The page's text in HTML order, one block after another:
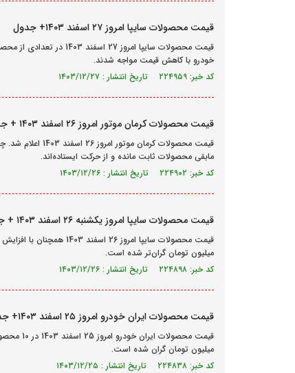
قیمت محصولات سایپا امروز ۲۷ اسفند ۱۴۰۳+ جدول
قیمت محصولات سایپا
خودرو با کاهش قیمت مواجه شدند.
کد خبر: ۲۲۴۹۵۹ تاریخ انتشار : ۱۴۰۳/۱۲/۲۷
قیمت محصولات کرمان موتور امروز ۲۶ اسفند ۱۴۰۳ + جدول
قیمت محصولات
مابقی محصولات ثابت مانده و از حرکت ایستاده‌اند.
کد خبر: ۲۲۴۹۰۲ تاریخ انتشار : ۱۴۰۳/۱۲/۲۶
قیمت محصولات سایپا امروز یکشنبه ۲۶ اسفند ۱۴۰۳ + جدول
میلیون تومان گران‌تر شده است.
کد خبر: ۲۲۴۸۹۸ تاریخ انتشار : ۱۴۰۳/۱۲/۲۶
قیمت محصولات ایران خودرو امروز ۲۵ اسفند ۱۴۰۳+ جدول
میلیون تومان گران شده است.
کد خبر: ۲۲۴۸۳۸ تاریخ انتشار : ۱۴۰۳/۱۲/۲۵